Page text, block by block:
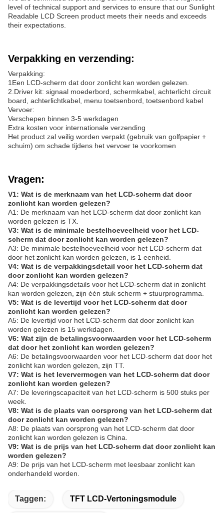
level of technical support and services to ensure that our Sunlight
Readable LCD Screen product meets their needs and exceeds
their expectations.
Verpakking en verzending:
Verpakking:
1Een LCD-scherm dat door zonlicht kan worden gelezen.
2.Driver kit: signaal moederbord, schermkabel, achterlicht circuit
board, achterlichtkabel, menu toetsenbord, toetsenbord kabel
Vervoer:
Verschepen binnen 3-5 werkdagen
Extra kosten voor internationale verzending
Het product zal veilig worden verpakt (gebruik van golfpapier +
schuim) om schade tijdens het vervoer te voorkomen
Vragen:
V1: Wat is de merknaam van het LCD-scherm dat door
zonlicht kan worden gelezen?
A1: De merknaam van het LCD-scherm dat door zonlicht kan
worden gelezen is TX.
V3: Wat is de minimale bestelhoeveelheid voor het LCD-
scherm dat door zonlicht kan worden gelezen?
A3: De minimale bestelhoeveelheid voor het LCD-scherm dat
door het zonlicht kan worden gelezen, is 1 eenheid.
V4: Wat is de verpakkingsdetail voor het LCD-scherm dat
door zonlicht kan worden gelezen?
A4: De verpakkingsdetails voor het LCD-scherm dat in zonlicht
kan worden gelezen, zijn één stuk scherm + stuurprogramma.
V5: Wat is de levertijd voor het LCD-scherm dat door
zonlicht kan worden gelezen?
A5: De levertijd voor het LCD-scherm dat door zonlicht kan
worden gelezen is 15 werkdagen.
V6: Wat zijn de betalingsvoorwaarden voor het LCD-scherm
dat door het zonlicht kan worden gelezen?
A6: De betalingsvoorwaarden voor het LCD-scherm dat door het
zonlicht kan worden gelezen, zijn TT.
V7: Wat is het leververmogen van het LCD-scherm dat door
zonlicht kan worden gelezen?
A7: De leveringscapaciteit van het LCD-scherm is 500 stuks per
week.
V8: Wat is de plaats van oorsprong van het LCD-scherm dat
door zonlicht kan worden gelezen?
A8: De plaats van oorsprong van het LCD-scherm dat door
zonlicht kan worden gelezen is China.
V9: Wat is de prijs van het LCD-scherm dat door zonlicht kan
worden gelezen?
A9: De prijs van het LCD-scherm met leesbaar zonlicht kan
onderhandeld worden.
Taggen: TFT LCD-Vertoningsmodule